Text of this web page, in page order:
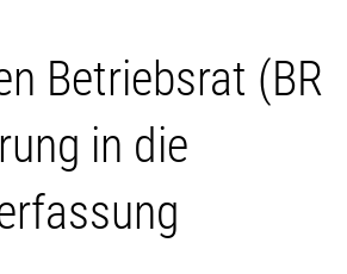
Betriebsrat (BR
in die